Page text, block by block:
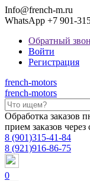
Info@french-m.ru
WhatsApp +7 901-
Обратный
Войти
Регистрация
french-motors
french-motors
Обработка заказов
прием заказов
8 (901)315-41-84
8 (921)916-86-75
0